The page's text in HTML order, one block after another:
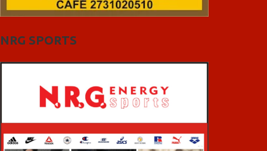
NRG SPORTS